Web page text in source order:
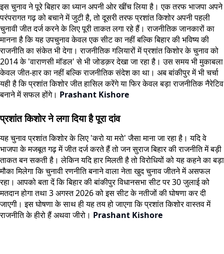
इस चुनाव ने पूरे बिहार का ध्यान अपनी ओर खींच लिया है। एक तरफ भाजपा अपने
परंपरागत गढ़ को बचाने में जुटी है, तो दूसरी तरफ प्रशांत किशोर अपनी पहली
चुनावी जीत दर्ज करने के लिए पूरी ताकत लगा रहे हैं। राजनीतिक जानकारों का
मानना है कि यह उपचुनाव केवल एक सीट का नहीं बल्कि बिहार की भविष्य की
राजनीति का संकेत भी देगा। राजनीतिक गलियारों में प्रशांत किशोर के चुनाव को
2014 के 'वाराणसी मॉडल' से भी जोडक़र देखा जा रहा है। उस समय भी मुकाबला
केवल जीत-हार का नहीं बल्कि राजनीतिक संदेश का था। अब बांकीपुर में भी चर्चा
यही है कि प्रशांत किशोर जीत हासिल करेंगे या फिर केवल बड़ा राजनीतिक नैरेटिव
बनाने में सफल होंगे। Prashant Kishore
प्रशांत किशोर ने लगा दिया है पूरा दांव
यह चुनाव प्रशांत किशोर के लिए 'करो या मरो' जैसा माना जा रहा है। यदि वे
भाजपा के मजबूत गढ़ में जीत दर्ज करते हैं तो जन सुराज बिहार की राजनीति में बड़ी
ताकत बन सकती है। लेकिन यदि हार मिलती है तो विरोधियों को यह कहने का बड़ा
मौका मिलेगा कि चुनावी रणनीति बनाने वाला नेता खुद चुनाव जीतने में असफल
रहा। आपको बता दें कि बिहार की बांकीपुर विधानसभा सीट पर 30 जुलाई को
मतदान होगा तथा 3 अगस्त 2026 को इस सीट के नतीजों की घोषणा कर दी
जाएगी। इस घोषणा के साथ ही यह तय हो जाएगा कि प्रशांत किशोर वास्तव में
राजनीति के हीरो हैं अथवा जीरो। Prashant Kishore